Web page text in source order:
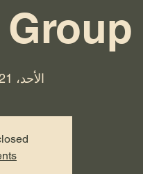
الأحد، 21 سبتمبر